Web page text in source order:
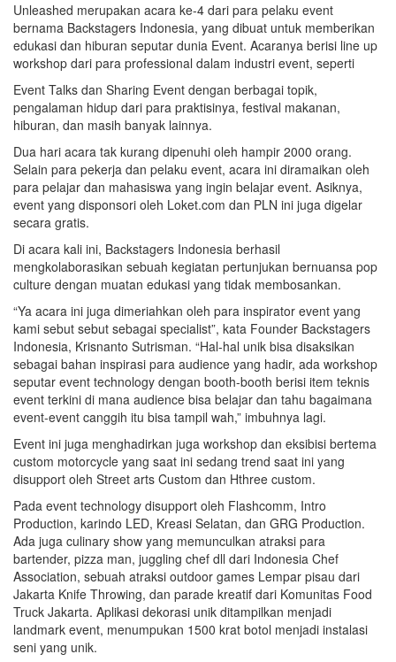
Unleashed merupakan acara ke-4 dari para pelaku event
bernama Backstagers Indonesia, yang dibuat untuk memberikan
edukasi dan hiburan seputar dunia Event. Acaranya berisi line up
workshop dari para professional dalam industri event, seperti
Event Talks dan Sharing Event dengan berbagai topik,
pengalaman hidup dari para praktisinya, festival makanan,
hiburan, dan masih banyak lainnya.
Dua hari acara tak kurang dipenuhi oleh hampir 2000 orang.
Selain para pekerja dan pelaku event, acara ini diramaikan oleh
para pelajar dan mahasiswa yang ingin belajar event. Asiknya,
event yang disponsori oleh Loket.com dan PLN ini juga digelar
secara gratis.
Di acara kali ini, Backstagers Indonesia berhasil
mengkolaborasikan sebuah kegiatan pertunjukan bernuansa pop
culture dengan muatan edukasi yang tidak membosankan.
“Ya acara ini juga dimeriahkan oleh para inspirator event yang
kami sebut sebut sebagai specialist”, kata Founder Backstagers
Indonesia, Krisnanto Sutrisman. “Hal-hal unik bisa disaksikan
sebagai bahan inspirasi para audience yang hadir, ada workshop
seputar event technology dengan booth-booth berisi item teknis
event terkini di mana audience bisa belajar dan tahu bagaimana
event-event canggih itu bisa tampil wah,” imbuhnya lagi.
Event ini juga menghadirkan juga workshop dan eksibisi bertema
custom motorcycle yang saat ini sedang trend saat ini yang
disupport oleh Street arts Custom dan Hthree custom.
Pada event technology disupport oleh Flashcomm, Intro
Production, karindo LED, Kreasi Selatan, dan GRG Production.
Ada juga culinary show yang memunculkan atraksi para
bartender, pizza man, juggling chef dll dari Indonesia Chef
Association, sebuah atraksi outdoor games Lempar pisau dari
Jakarta Knife Throwing, dan parade kreatif dari Komunitas Food
Truck Jakarta. Aplikasi dekorasi unik ditampilkan menjadi
landmark event, menumpukan 1500 krat botol menjadi instalasi
seni yang unik.